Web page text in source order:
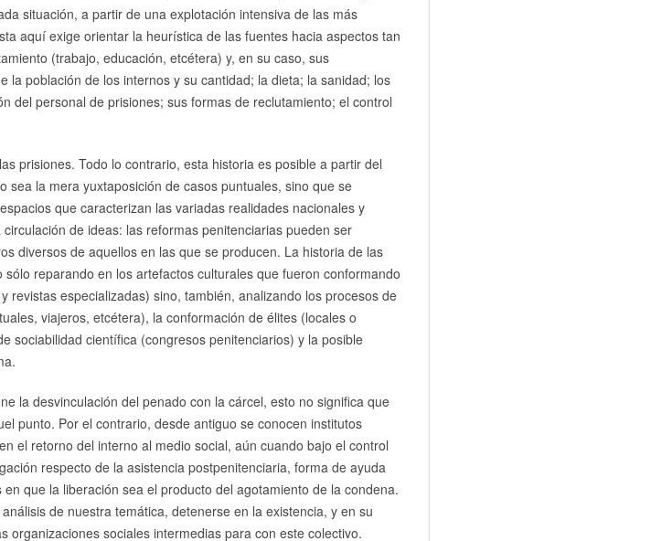
situación, a partir de una explotación intensiva de las más
aquí exige orientar la heurística de las fuentes hacia aspectos tan
(trabajo, educación, etcétera) y, en su caso, sus
población de los internos y su cantidad; la dieta; la sanidad; los
del personal de prisiones; sus formas de reclutamiento; el control
prisiones. Todo lo contrario, esta historia es posible a partir del
la mera yuxtaposición de casos puntuales, sino que se
que caracterizan las variadas realidades nacionales y
de ideas: las reformas penitenciarias pueden ser
diversos de aquellos en las que se producen. La historia de las
reparando en los artefactos culturales que fueron conformando
revistas especializadas) sino, también, analizando los procesos de
viajeros, etcétera), la conformación de élites (locales o
sociabilidad científica (congresos penitenciarios) y la posible
la desvinculación del penado con la cárcel, esto no significa que
punto. Por el contrario, desde antiguo se conocen institutos
el retorno del interno al medio social, aún cuando bajo el control
respecto de la asistencia postpenitenciaria, forma de ayuda
que la liberación sea el producto del agotamiento de la condena.
de nuestra temática, detenerse en la existencia, y en su
sociales intermedias para con este colectivo.